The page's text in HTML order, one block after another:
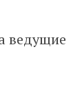
ведущие